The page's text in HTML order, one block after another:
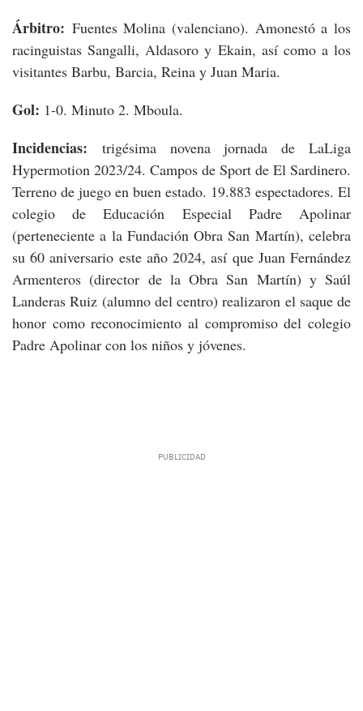
Árbitro: Fuentes Molina (valenciano). Amonestó a los
racinguistas Sangalli, Aldasoro y Ekain, así como a los
visitantes Barbu, Barcia, Reina y Juan Maria.
Gol: 1-0. Minuto 2. Mboula.
Incidencias: trigésima novena jornada de LaLiga
Hypermotion 2023/24. Campos de Sport de El Sardinero.
Terreno de juego en buen estado. 19.883 espectadores. El
colegio de Educación Especial Padre Apolinar
(perteneciente a la Fundación Obra San Martín), celebra
su 60 aniversario este año 2024, así que Juan Fernández
Armenteros (director de la Obra San Martín) y Saúl
Landeras Ruiz (alumno del centro) realizaron el saque de
honor como reconocimiento al compromiso del colegio
Padre Apolinar con los niños y jóvenes.